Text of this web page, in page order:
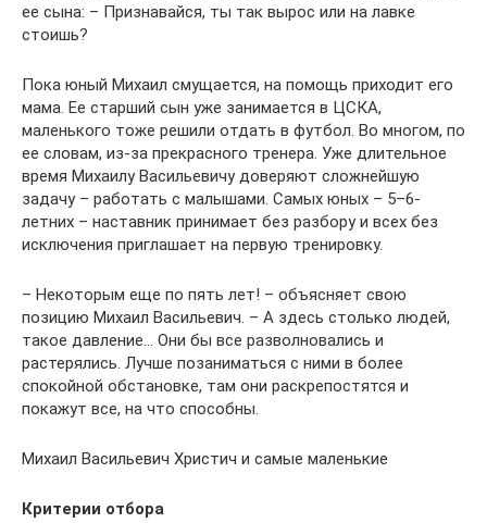
ее сына: – Признавайся, ты так вырос или на лавке
стоишь?
Пока юный Михаил смущается, на помощь приходит его
мама. Ее старший сын уже занимается в ЦСКА,
маленького тоже решили отдать в футбол. Во многом, по
ее словам, из-за прекрасного тренера. Уже длительное
время Михаилу Васильевичу доверяют сложнейшую
задачу – работать с малышами. Самых юных – 5–6-
летних – наставник принимает без разбору и всех без
исключения приглашает на первую тренировку.
– Некоторым еще по пять лет! – объясняет свою
позицию Михаил Васильевич. – А здесь столько людей,
такое давление… Они бы все разволновались и
растерялись. Лучше позаниматься с ними в более
спокойной обстановке, там они раскрепостятся и
покажут все, на что способны.
Михаил Васильевич Христич и самые маленькие
Критерии отбора